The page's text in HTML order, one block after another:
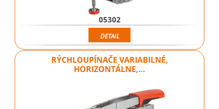
05302
DETAIL
RÝCHLOUPÍNAČE VARIABILNÉ,
HORIZONTÁLNE,…